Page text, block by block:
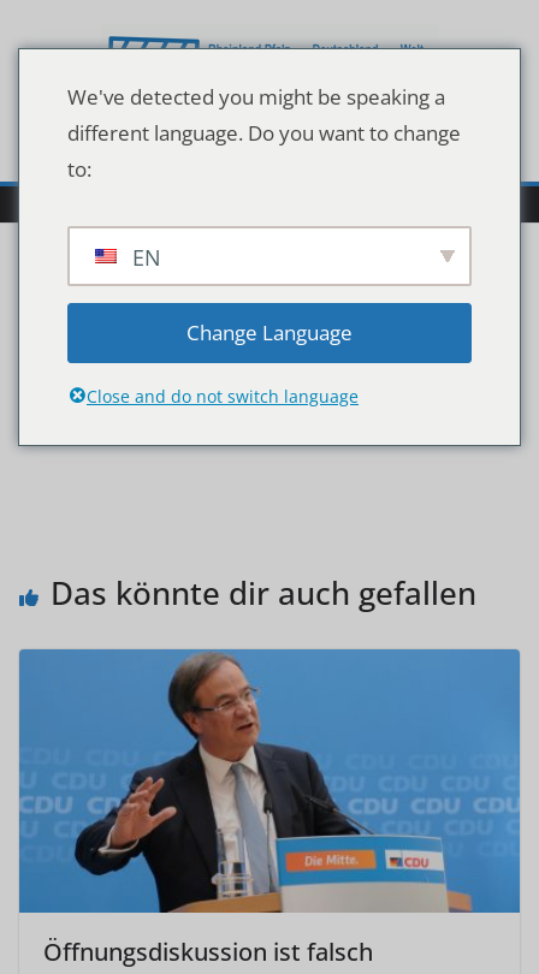
Inhalt
e725ab20a200d15e894f3
02b93abe8f8
Das könnte dir auch gefallen
Öffnungsdiskussion ist falsch
We've detected you might be speaking a
different language. Do you want to change
to:
EN
Change Language
Close and do not switch language